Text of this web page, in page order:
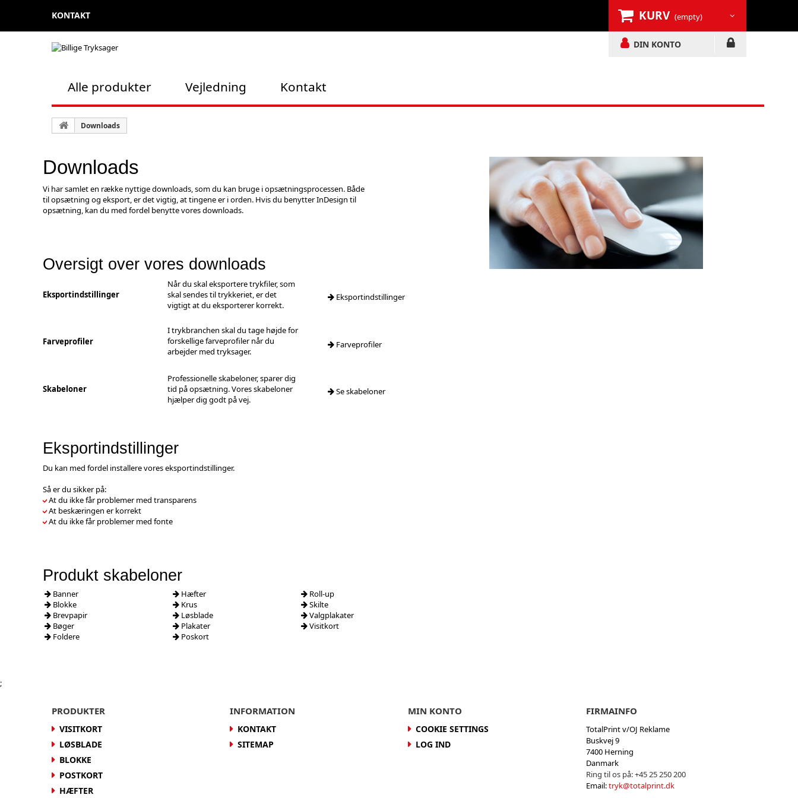
KURV (empty)
KONTAKT
DIN KONTO
Alle produkter Vejledning Kontakt
Downloads
Downloads
Vi har samlet en række nyttige downloads, som du kan bruge i opsætningsprocessen. Både
til opsætning og eksport, er det vigtig, at tingene er i orden. Hvis du benytter InDesign til
opsætning, kan du med fordel benytte vores downloads.
Oversigt over vores downloads
Eksportindstillinger
Når du skal eksportere trykfiler, som
skal sendes til trykkeriet, er det
vigtigt at du eksporterer korrekt.
Eksportindstillinger
Farveprofiler
I trykbranchen skal du tage højde for
forskellige farveprofiler når du
arbejder med tryksager.
Farveprofiler
Skabeloner
Professionelle skabeloner, sparer dig
tid på opsætning. Vores skabeloner
hjælper dig godt på vej.
Se skabeloner
Eksportindstillinger
Du kan med fordel installere vores eksportindstillinger.
Så er du sikker på:
At du ikke får problemer med transparens
At beskæringen er korrekt
At du ikke får problemer med fonte
Produkt skabeloner
Banner
Blokke
Brevpapir
Bøger
Foldere
Hæfter
Krus
Løsblade
Plakater
Poskort
Roll-up
Skilte
Valgplakater
Visitkort
;
PRODUKTER
VISITKORT
LØSBLADE
BLOKKE
POSTKORT
HÆFTER
INFORMATION
KONTAKT
SITEMAP
MIN KONTO
COOKIE SETTINGS
LOG IND
FIRMAINFO
TotalPrint v/OJ Reklame
Buskvej 9
7400 Herning
Danmark
Ring til os på:+45 25 250 200
Email:tryk@totalprint.dk